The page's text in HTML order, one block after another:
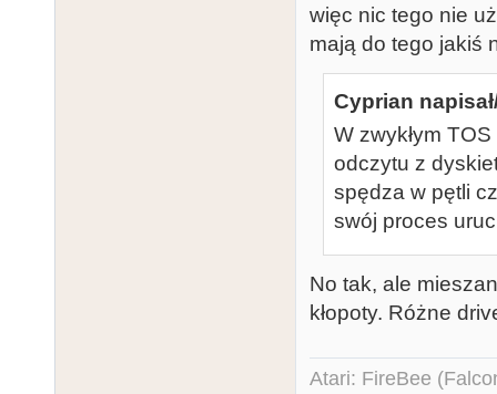
więc nic tego nie
mają do tego jakiś
Cyprian
W zwykłym
odczytu z
spędza w pętli
swój proces
No tak, ale
kłopoty. Różne
Atari: FireBee